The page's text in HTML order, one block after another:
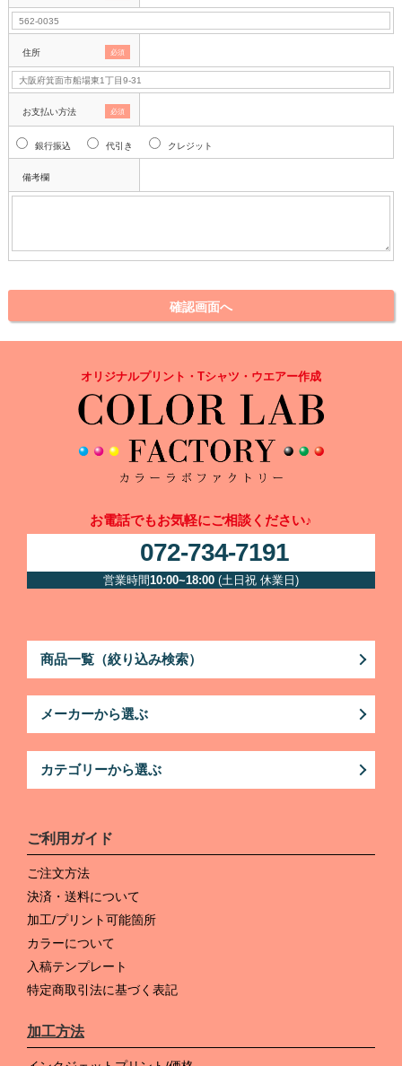
住所 必須
お支払い方法 必須
銀行振込 代引き クレジット
備考欄
オリジナルプリント・Tシャツ・ウエアー作成
お電話でもお気軽にご相談ください♪
072-734-7191
営業時間10:00~18:00 (土日祝 休業日)
商品一覧（絞り込み検索）
メーカーから選ぶ
カテゴリーから選ぶ
ご利用ガイド
ご注文方法
決済・送料について
加工/プリント可能箇所
カラーについて
入稿テンプレート
特定商取引法に基づく表記
加工方法